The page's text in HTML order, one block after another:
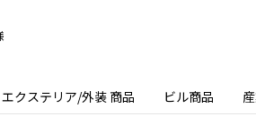
エクステリア/外装 商品 ビル商品